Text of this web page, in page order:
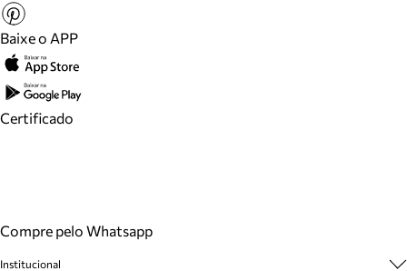
Baixe o APP
Certificado
Compre pelo Whatsapp
Institucional